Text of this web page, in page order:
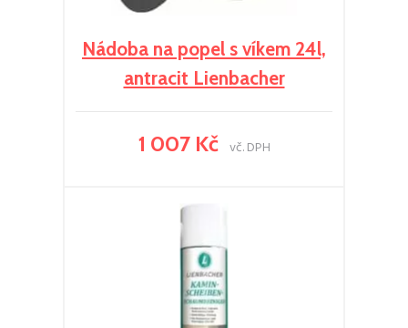
Nádoba na popel s víkem 24l,
antracit Lienbacher
1 007 Kč vč. DPH